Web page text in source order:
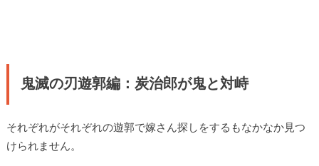
鬼滅の刃遊郭編：炭治郎が鬼と対峙
それぞれがそれぞれの遊郭で嫁さん探しをするもなかなか見つ
けられません。